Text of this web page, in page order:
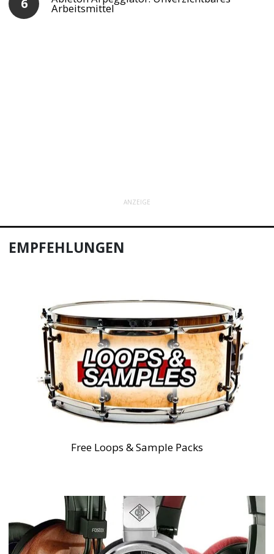
Arbeitsmittel
ANZEIGE
EMPFEHLUNGEN
Free Loops & Sample Packs